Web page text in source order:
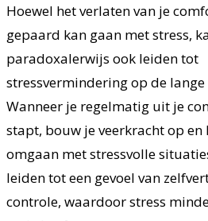
Hoewel het verlaten van je
gepaard kan gaan met stress,
paradoxalerwijs ook leiden tot
stressvermindering op de
Wanneer je regelmatig uit je
stapt, bouw je veerkracht op en
omgaan met stressvolle
leiden tot een gevoel van
controle, waardoor stress